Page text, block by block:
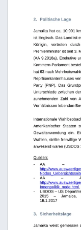
2. Politische Lage
Jamaika hat ca. 10.991
ist Englisch. Das Land ist
Königin,   vertreten
Premierminister ist seit 3.
(AA 9.2016a).  Exekutive
Kammern-Parlament
hat 63 nach
Repräsentantenhauses
Party   (PNP).   Das
Unterschiede zwischen
zunehmenden   Zahl   von
Verhältnissen lebenden
Internationale
Amerikanischer   Staaten
Gewaltanwendung   ein.
Wahlen, stellte freiwillige
anwesend waren (USDOS
Quellen:
-
AA –
http://
-
AA –
http://
Innenpolitik_node.html,
-
USDOS – US
2015
– Jamaica,
19.1.2017
3. Sicherheitslage
Jamaika weist gemessen